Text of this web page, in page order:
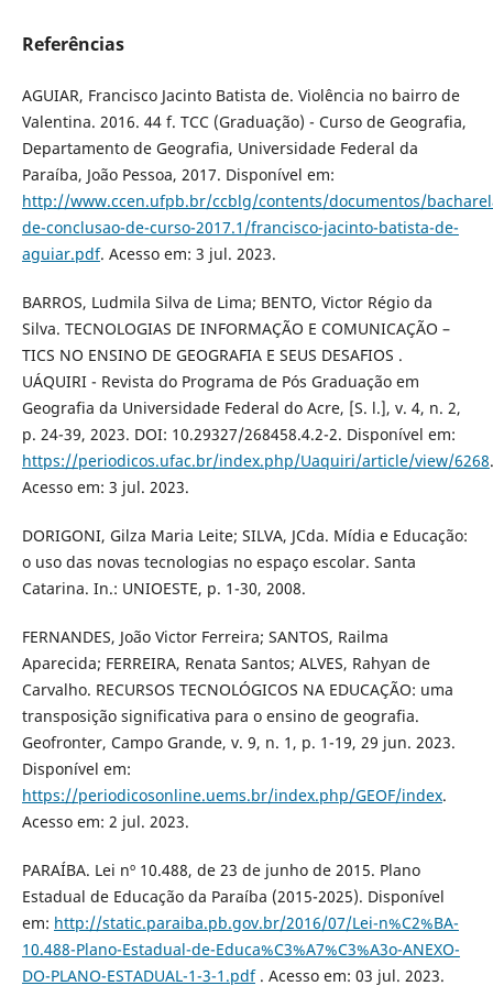
Referências
AGUIAR, Francisco Jacinto Batista de. Violência no bairro de
Valentina. 2016. 44 f. TCC (Graduação) - Curso de Geografia,
Departamento de Geografia, Universidade Federal da
Paraíba, João Pessoa, 2017. Disponível em:
http://www.ccen.ufpb.br/ccblg/contents/documentos/
de-conclusao-de-curso-2017.1/francisco-jacinto-batista-de-
aguiar.pdf. Acesso em: 3 jul. 2023.
BARROS, Ludmila Silva de Lima; BENTO, Victor Régio da
Silva. TECNOLOGIAS DE INFORMAÇÃO E COMUNICAÇÃO –
TICS NO ENSINO DE GEOGRAFIA E SEUS DESAFIOS .
UÁQUIRI - Revista do Programa de Pós Graduação em
Geografia da Universidade Federal do Acre, [S. l.], v. 4, n. 2,
p. 24-39, 2023. DOI: 10.29327/268458.4.2-2. Disponível em:
https://periodicos.ufac.br/index.php/Uaquiri/article/view/6268.
Acesso em: 3 jul. 2023.
DORIGONI, Gilza Maria Leite; SILVA, JCda. Mídia e Educação:
o uso das novas tecnologias no espaço escolar. Santa
Catarina. In.: UNIOESTE, p. 1-30, 2008.
FERNANDES, João Victor Ferreira; SANTOS, Railma
Aparecida; FERREIRA, Renata Santos; ALVES, Rahyan de
Carvalho. RECURSOS TECNOLÓGICOS NA EDUCAÇÃO: uma
transposição significativa para o ensino de geografia.
Geofronter, Campo Grande, v. 9, n. 1, p. 1-19, 29 jun. 2023.
Disponível em:
https://periodicosonline.uems.br/index.php/GEOF/index.
Acesso em: 2 jul. 2023.
PARAÍBA. Lei nº 10.488, de 23 de junho de 2015. Plano
Estadual de Educação da Paraíba (2015-2025). Disponível
em: http://static.paraiba.pb.gov.br/2016/07/Lei-n%C2%BA-
10.488-Plano-Estadual-de-Educa%C3%A7%C3%A3o-ANEXO-
DO-PLANO-ESTADUAL-1-3-1.pdf. Acesso em: 03 jul. 2023.